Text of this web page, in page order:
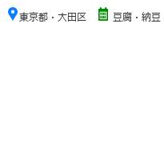
東京都・大田区 豆腐・納豆